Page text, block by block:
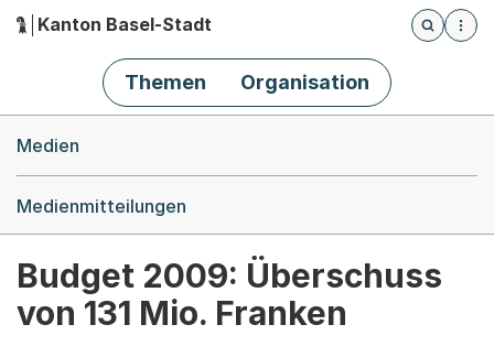
Hauptnavigation
Kanton Basel-Stadt
Öffnet
Themen Organisation
Medien
Medienmitteilungen
Budget 2009: Überschuss
von 131 Mio. Franken